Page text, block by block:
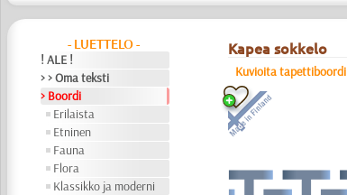
- LUETTELO -
! ALE !
> > Oma teksti
> Boordi
Erilaista
Etninen
Fauna
Flora
Klassikko ja moderni
Kapea sokkelo
Kuvioita tapettiboordi